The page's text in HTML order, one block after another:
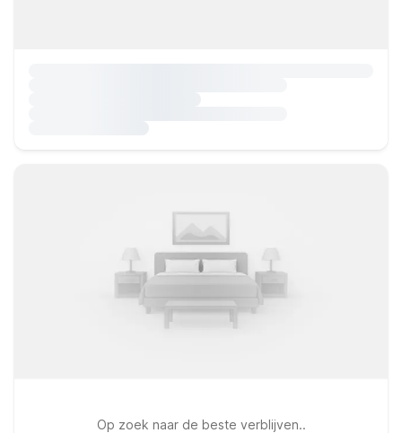
Op zoek naar de beste verblijven..